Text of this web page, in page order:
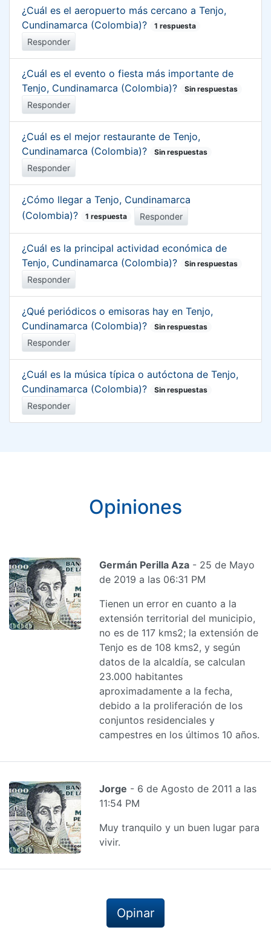
¿Cuál es el aeropuerto más cercano a Tenjo,
Cundinamarca (Colombia)?
1 respuesta
Responder
¿Cuál es el evento o fiesta más importante de
Tenjo, Cundinamarca (Colombia)?
Sin respuestas
Responder
¿Cuál es el mejor restaurante de Tenjo,
Cundinamarca (Colombia)?
Sin respuestas
Responder
¿Cómo llegar a Tenjo, Cundinamarca
(Colombia)?
1 respuesta Responder
¿Cuál es la principal actividad económica de
Tenjo, Cundinamarca (Colombia)?
Sin respuestas
Responder
¿Qué periódicos o emisoras hay en Tenjo,
Cundinamarca (Colombia)?
Sin respuestas
Responder
¿Cuál es la música típica o autóctona de Tenjo,
Cundinamarca (Colombia)?
Sin respuestas
Responder
Opiniones
Germán Perilla Aza - 25 de Mayo
de 2019 a las 06:31 PM
Tienen un error en cuanto a la
extensión territorial del municipio,
no es de 117 kms2; la extensión de
Tenjo es de 108 kms2, y según
datos de la alcaldía, se calculan
23.000 habitantes
aproximadamente a la fecha,
debido a la proliferación de los
conjuntos residenciales y
campestres en los últimos 10 años.
Jorge - 6 de Agosto de 2011 a las
11:54 PM
Muy tranquilo y un buen lugar para
vivir.
Opinar